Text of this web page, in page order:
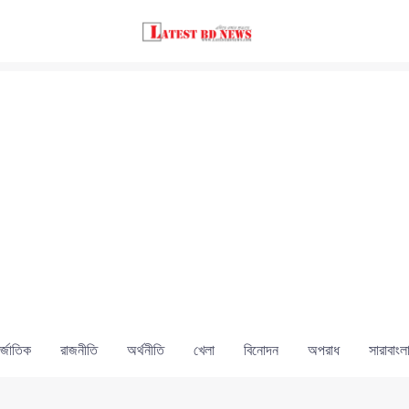
রাজনীতি অর্থনীতি খেলা বিনোদন অপরাধ সারাবাংলা